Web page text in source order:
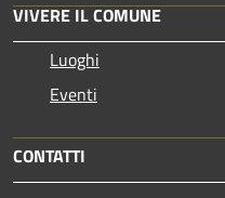
VIVERE IL COMUNE
Luoghi
Eventi
CONTATTI